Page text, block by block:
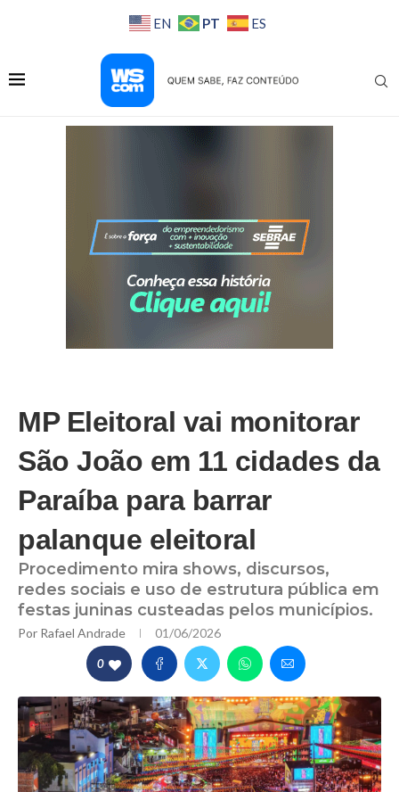
EN PT ES
MP Eleitoral vai monitorar
São João em 11 cidades da
Paraíba para barrar
palanque eleitoral
Procedimento mira shows, discursos,
redes sociais e uso de estrutura pública em
festas juninas custeadas pelos municípios.
Por Rafael Andrade 01/06/2026
0